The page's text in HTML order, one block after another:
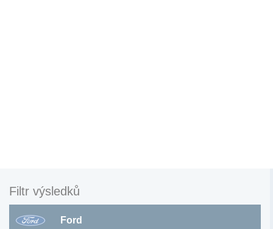
Filtr výsledků
Ford